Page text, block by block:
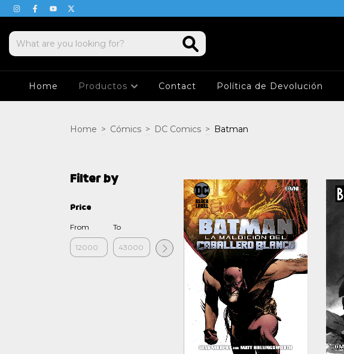
Home Productos Contact Política de Devolución
Home > Cómics > DC Comics > Batman
Filter by
Price
From To